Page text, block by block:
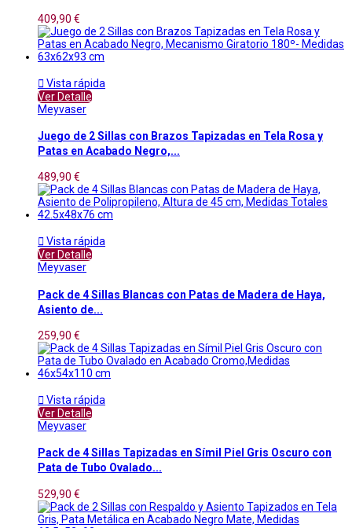
409,90 €
 Vista rápida
Ver Detalle
Meyvaser
Juego de 2 Sillas con Brazos Tapizadas en Tela Rosa y
Patas en Acabado Negro,...
489,90 €
 Vista rápida
Ver Detalle
Meyvaser
Pack de 4 Sillas Blancas con Patas de Madera de Haya,
Asiento de...
259,90 €
 Vista rápida
Ver Detalle
Meyvaser
Pack de 4 Sillas Tapizadas en Símil Piel Gris Oscuro con
Pata de Tubo Ovalado...
529,90 €